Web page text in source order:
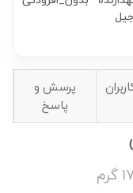
پرسش و
پاسخ